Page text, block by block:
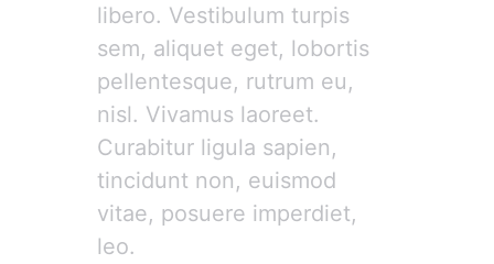
libero. Vestibulum turpis
sem, aliquet eget, lobortis
pellentesque, rutrum eu,
nisl. Vivamus laoreet.
Curabitur ligula sapien,
tincidunt non, euismod
vitae, posuere imperdiet,
leo.